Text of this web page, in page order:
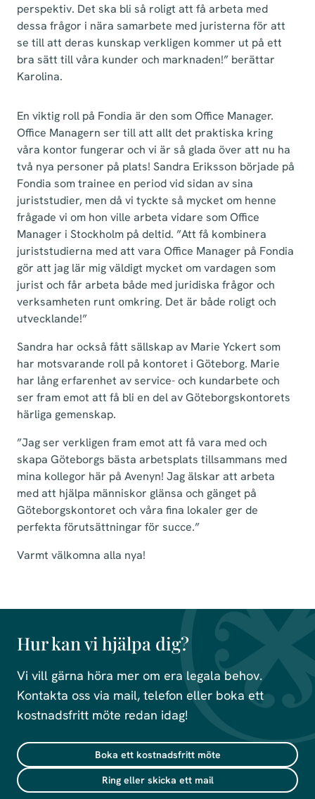
perspektiv. Det ska bli så roligt att få arbeta med
dessa frågor i nära samarbete med juristerna för att
se till att deras kunskap verkligen kommer ut på ett
bra sätt till våra kunder och marknaden!” berättar
Karolina.
En viktig roll på Fondia är den som Office Manager.
Office Managern ser till att allt det praktiska kring
våra kontor fungerar och vi är så glada över att nu ha
två nya personer på plats! Sandra Eriksson började på
Fondia som trainee en period vid sidan av sina
juriststudier, men då vi tyckte så mycket om henne
frågade vi om hon ville arbeta vidare som Office
Manager i Stockholm på deltid. ”Att få kombinera
juriststudierna med att vara Office Manager på Fondia
gör att jag lär mig väldigt mycket om vardagen som
jurist och får arbeta både med juridiska frågor och
verksamheten runt omkring. Det är både roligt och
utvecklande!”
Sandra har också fått sällskap av Marie Yckert som
har motsvarande roll på kontoret i Göteborg. Marie
har lång erfarenhet av service- och kundarbete och
ser fram emot att få bli en del av Göteborgskontorets
härliga gemenskap.
”Jag ser verkligen fram emot att få vara med och
skapa Göteborgs bästa arbetsplats tillsammans med
mina kollegor här på Avenyn! Jag älskar att arbeta
med att hjälpa människor glänsa och gänget på
Göteborgskontoret och våra fina lokaler ger de
perfekta förutsättningar för succe.”
Varmt välkomna alla nya!
Hur kan vi hjälpa dig?
Vi vill gärna höra mer om era legala behov.
Kontakta oss via mail, telefon eller boka ett
kostnadsfritt möte redan idag!
Boka ett kostnadsfritt möte
Ring eller skicka ett mail